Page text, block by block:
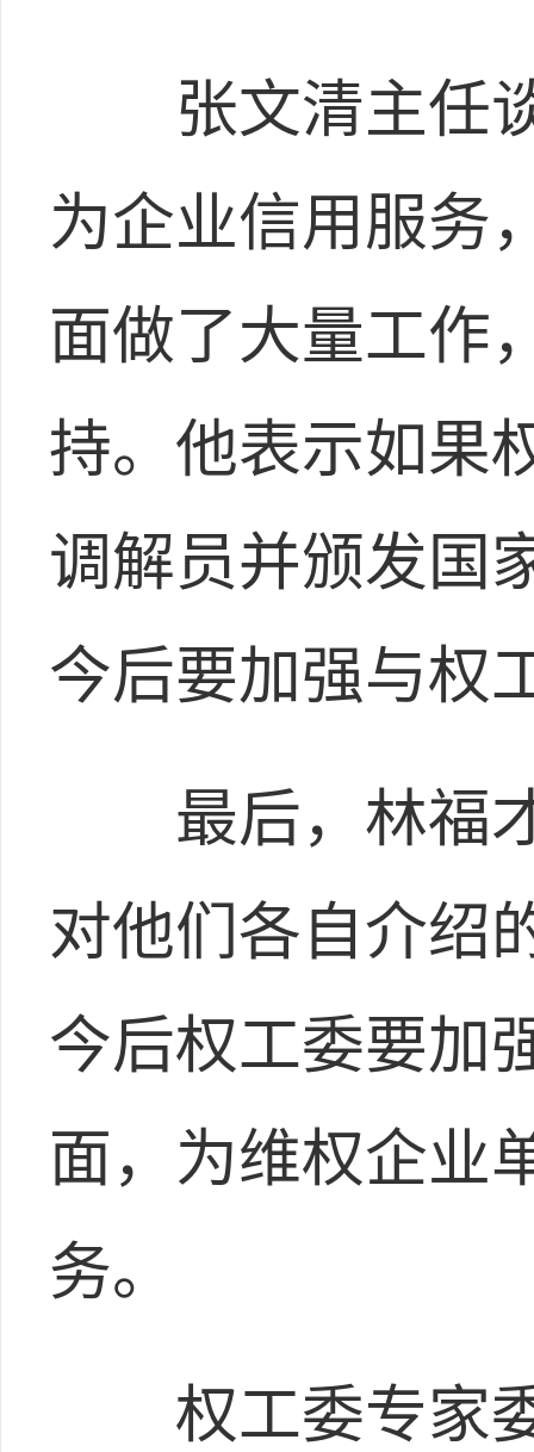
张文清主任谈
为企业信用服务
面做了大量工作
持。他表示如果
调解员并颁发国
今后要加强与权
最后，林福才
对他们各自介绍
今后权工委要加
面，为维权企业
务。
权工委专家委